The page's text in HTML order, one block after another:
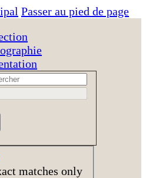
Passer au pied de page
matches only